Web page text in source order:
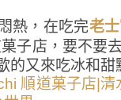
熱，在吃完老
子店，要不要
的又來吃冰和